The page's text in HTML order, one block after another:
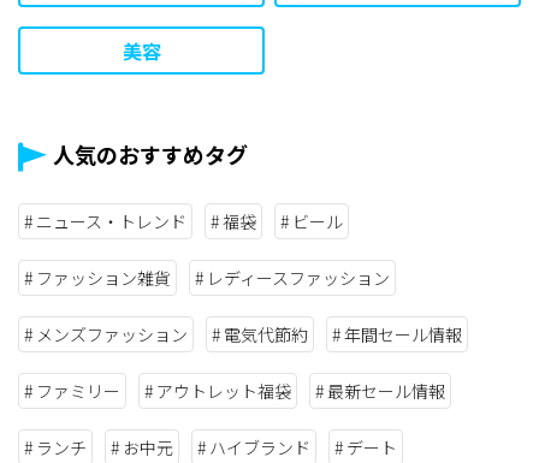
美容
人気のおすすめタグ
ニュース・トレンド 福袋 ビール
ファッション雑貨 レディースファッション
メンズファッション 電気代節約 年間セール情報
ファミリー アウトレット福袋 最新セール情報
ランチ お中元 ハイブランド デート